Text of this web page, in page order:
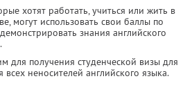
хотят работать, учиться или жить в
могут использовать свои баллы по
знания английского
для получения студенческой визы для
неносителей английского языка.